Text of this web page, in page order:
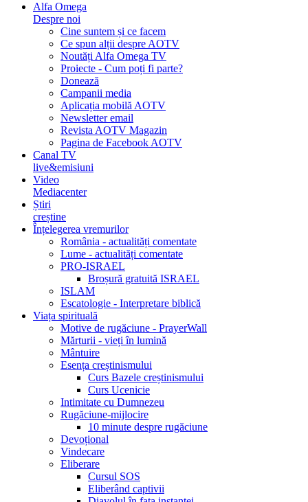
Alfa Omega
Despre noi
Cine suntem și ce facem
Ce spun alții despre AOTV
Noutăți Alfa Omega TV
Proiecte - Cum poți fi parte?
Donează
Campanii media
Aplicația mobilă AOTV
Newsletter email
Revista AOTV Magazin
Pagina de Facebook AOTV
Canal TV
live&emisiuni
Video
Mediacenter
Știri
creștine
Înțelegerea vremurilor
România - actualități comentate
Lume - actualități comentate
PRO-ISRAEL
Broșură gratuită ISRAEL
ISLAM
Escatologie - Interpretare biblică
Viața spirituală
Motive de rugăciune - PrayerWall
Mărturii - vieți în lumină
Mântuire
Esența creștinismului
Curs Bazele creștinismului
Curs Ucenicie
Intimitate cu Dumnezeu
Rugăciune-mijlocire
10 minute despre rugăciune
Devoțional
Vindecare
Eliberare
Cursul SOS
Eliberând captivii